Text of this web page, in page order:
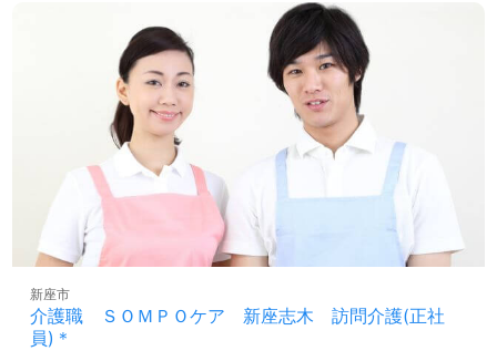
介護職 ＳＯＭＰＯケア 新座志木 訪問介護(正社
員)＊
新座市